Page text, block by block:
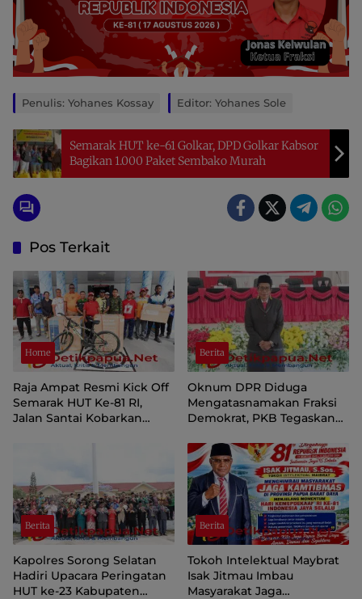
Penulis: Yohanes Kossay Editor: Yohanes Sole
Semarak HUT ke-61 Golkar, DPD Golkar Kabsor
Bagikan 1.000 Paket Sembako Murah
Pos Terkait
Home
Raja Ampat Resmi Kick Off
Semarak HUT Ke-81 RI,
Jalan Santai Kobarkan
Berita
Oknum DPR Diduga
Mengatasnamakan Fraksi
Demokrat, PKB Tegaskan
Papua Pegunungan
Berita
Kapolres Sorong Selatan
Hadiri Upacara Peringatan
HUT ke-23 Kabupaten
Berita
Tokoh Intelektual Maybrat
Isak Jitmau Imbau
Masyarakat Jaga